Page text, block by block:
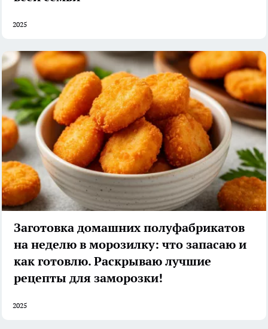
2025
Заготовка домашних полуфабрикатов
на неделю в морозилку: что запасаю и
как готовлю. Раскрываю лучшие
рецепты для заморозки!
2025